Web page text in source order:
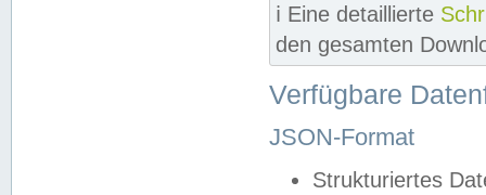
ℹ️ Eine detaillierte
den gesamten
Verfügbare
JSON-Format
Strukturiertes